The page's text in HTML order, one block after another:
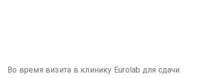
Во время визита в клинику Eurolab для сдачи